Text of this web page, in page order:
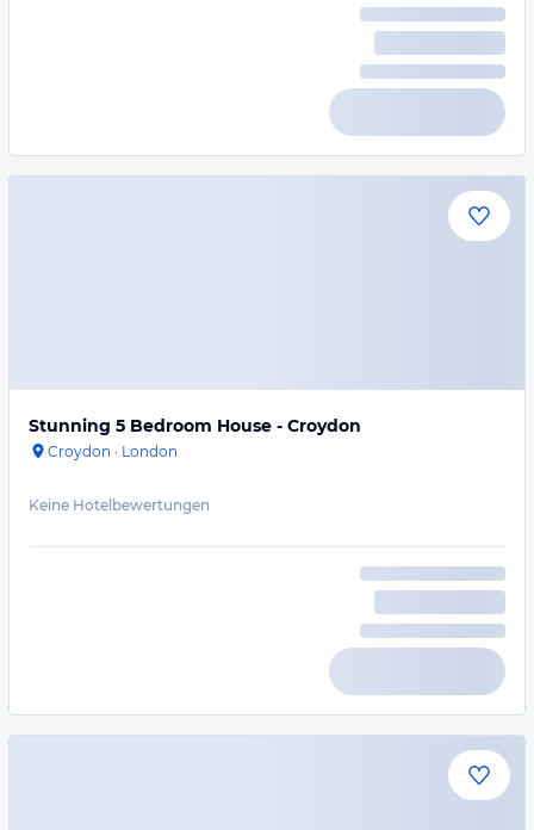
Stunning 5 Bedroom House - Croydon
Croydon · London
Keine Hotelbewertungen